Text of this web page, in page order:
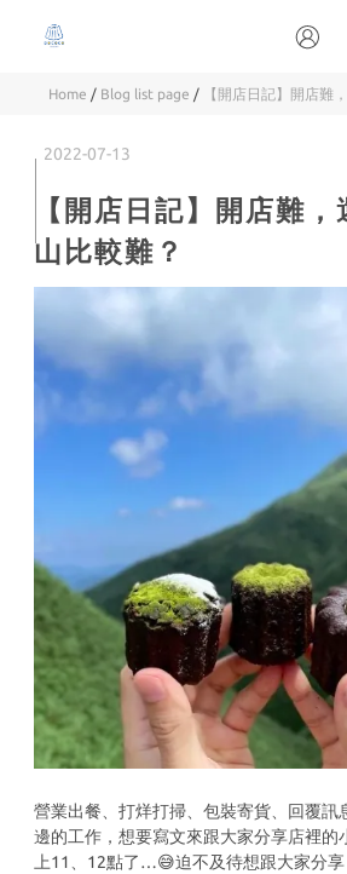
Home / Blog list page / 【開店日記】開店難
2022-07-13
【開店日記】開店難
山比較難？
營業出餐、打烊打掃、包裝寄貨、回覆訊
邊的工作，想要寫文來跟大家分享店裡的
上11、12點了…😅迫不及待想跟大家分享